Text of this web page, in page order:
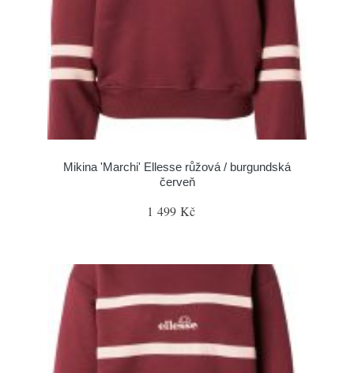
Mikina 'Marchi' Ellesse růžová / burgundská
červeň
1 499 Kč